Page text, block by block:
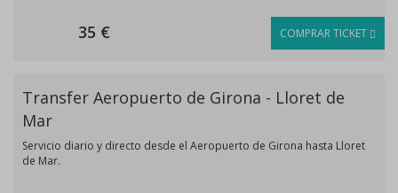
35 € COMPRAR TICKET
Transfer Aeropuerto de Girona - Lloret de
Mar
Servicio diario y directo desde el Aeropuerto de Girona hasta Lloret
de Mar.